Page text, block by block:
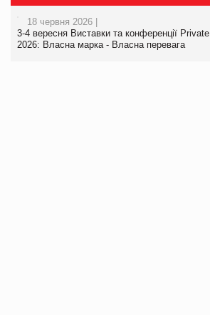
18 червня 2026 |
3-4 вересня Виставки та конференції
2026: Власна марка - Власна перевага